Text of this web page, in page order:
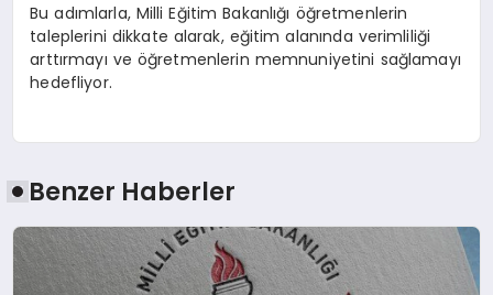
Bu adımlarla, Milli Eğitim Bakanlığı öğretmenlerin
taleplerini dikkate alarak, eğitim alanında verimliliği
arttırmayı ve öğretmenlerin memnuniyetini sağlamayı
hedefliyor.
Benzer Haberler